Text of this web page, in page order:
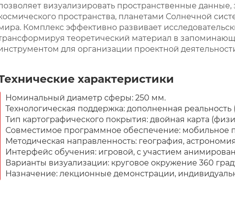
визуализировать пространственные
пространства, планетами Солнечной
Комплекс эффективно развивает
теоретический материал в
для организации проектной
характеристики
Номинальный диаметр сферы: 250 мм.
Технологическая поддержка: дополненная реальность
Тип картографического покрытия: двойная карта
Совместимое программное обеспечение: мобильное
Методическая направленность: география,
Интерфейс обучения: игровой, с участием
Варианты визуализации: круговое окружение 360
Назначение: лекционные демонстрации,